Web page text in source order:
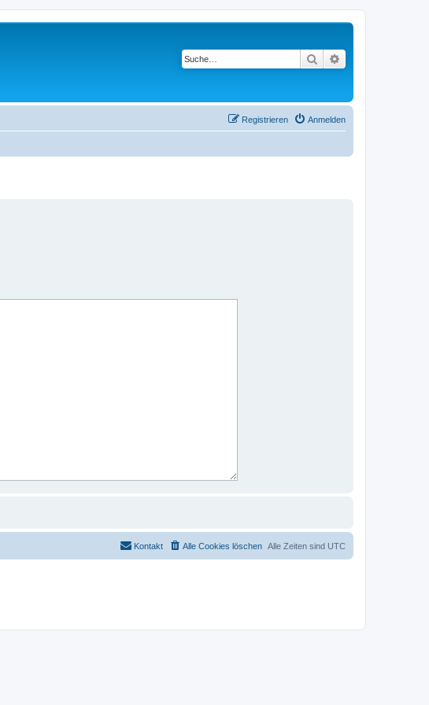
Suche
Anmelden
Registrieren
Alle Zeiten sind UTC
Alle Cookies löschen
Kontakt